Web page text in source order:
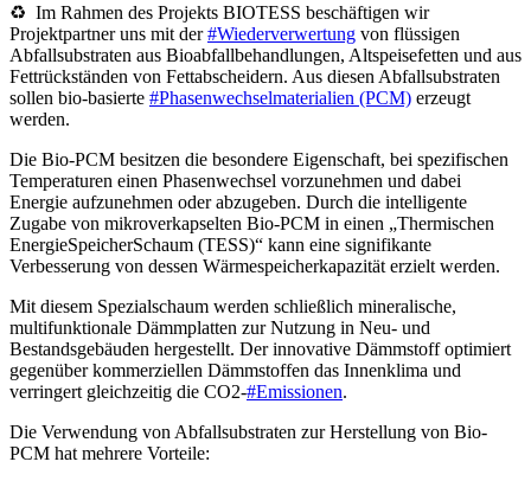
♻ Im Rahmen des Projekts BIOTESS beschäftigen wir
Projektpartner uns mit der#Wiederverwertung von flüssigen
Abfallsubstraten aus Bioabfallbehandlungen, Altspeisefetten und aus
Fettrückständen von Fettabscheidern. Aus diesen Abfallsubstraten
sollen bio-basierte #Phasenwechselmaterialien (PCM) erzeugt
werden.
Die Bio-PCM besitzen die besondere Eigenschaft, bei spezifischen
Temperaturen einen Phasenwechsel vorzunehmen und dabei
Energie aufzunehmen oder abzugeben. Durch die intelligente
Zugabe von mikroverkapselten Bio-PCM in einen „Thermischen
EnergieSpeicherSchaum (TESS)“ kann eine signifikante
Verbesserung von dessen Wärmespeicherkapazität erzielt werden.
Mit diesem Spezialschaum werden schließlich mineralische,
multifunktionale Dämmplatten zur Nutzung in Neu- und
Bestandsgebäuden hergestellt. Der innovative Dämmstoff optimiert
gegenüber kommerziellen Dämmstoffen das Innenklima und
verringert gleichzeitig die CO2-#Emissionen.
Die Verwendung von Abfallsubstraten zur Herstellung von Bio-
PCM hat mehrere Vorteile: